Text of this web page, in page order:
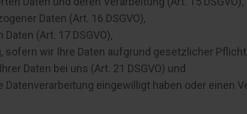
Daten (Art. 16 DSGVO),
(Art. 17 DSGVO),
wir Ihre Daten aufgrund gesetzlicher
Daten bei uns (Art. 21 DSGVO) und
eingewilligt haben oder einen